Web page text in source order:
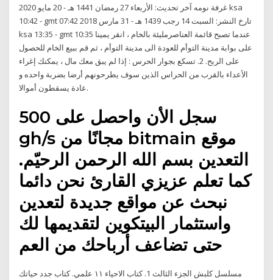
غرفة نومه آخر تحديث: الأربعاء 27 رمضان 1441 هـ - 20 مايو 2020 ksa
10:42 - gmt 07:42 تارخ النشر: السبت 14 رجب 1439 هـ - 31 مارس 2018
ksa 13:35 - gmt 10:35 عندما تصبح قائمة العناصرمليئة بالخام ، انقر يمينا
على بوابة مدينة التوأم للعودة الى مدينة التوأم ، ثم قم ببيع الخام للحصول
على الربح. 2. تسكع بجوار الحرس : إذا لم يبق معك مال ، يمكنك إغراء
الأعداء بالقرب من الحراس الذين سوف يطرحونهم أرضا بضربة واحده و
عادة يسقطون أموالا.
سجل الأن واحصل على 500
gh/s مجانًا من bitmain موقع
التعدين بسم الله الرحمن الرحيّم.
كما تعلم عزيزي القارئ نحن دائما
نبحث عن مواقع جديدة لتعدين
واستثمار البيتكوين لتقديمها لك
حتى تضاعف أرباحك من العم
مسلسل كلبش الجزء الثالث 1. كتاب الاحياء ١١ علمي. كتاب جدد حياتك